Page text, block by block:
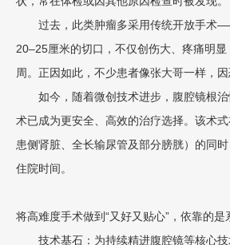
过去，此类肿瘤多采用传统开放手术
20–25厘米的切口，不仅创伤大、疼痛明
周。正因如此，不少患者像张大哥一样，因
如今，随着微创技术进步，腹腔镜根
术已成为更安全、高效的治疗选择。该术
患侧肾脏、全长输尿管及部分膀胱）的同
住院时间。
将高难度手术做到“又好又贴心”，依靠的是
技术基石：为持续精进腹腔镜等核心